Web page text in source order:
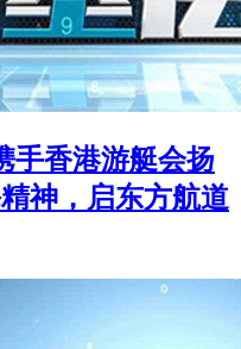
手香港游艇会扬
神，启东方航道